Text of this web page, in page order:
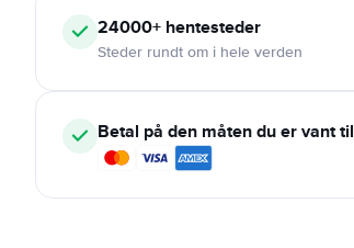
24000+ hentesteder
Steder rundt om i hele verden
Betal på den måten du er vant til